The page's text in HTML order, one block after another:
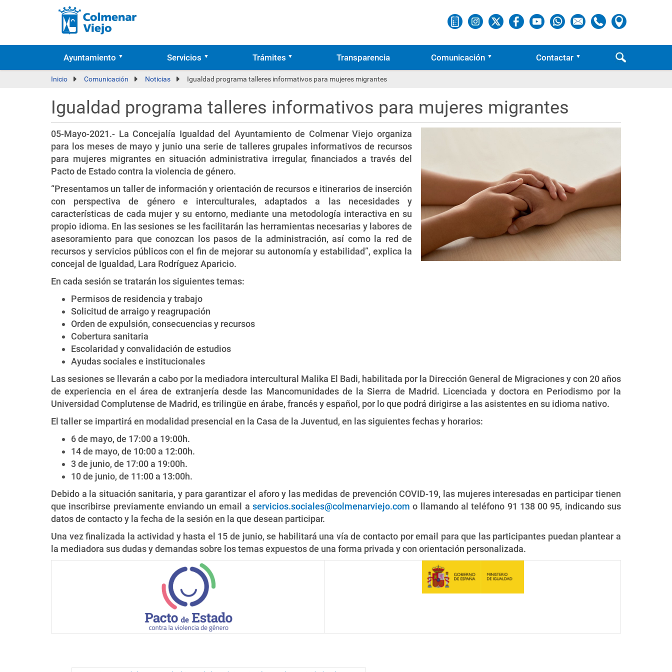
Ayuntamiento Servicios Trámites Transparencia Comunicación Contactar
Inicio Comunicación Noticias Igualdad programa talleres informativos para mujeres migrantes
Igualdad programa talleres informativos para mujeres migrantes
05-Mayo-2021.- La Concejalía Igualdad del Ayuntamiento de Colmenar Viejo organiza
para los meses de mayo y junio una serie de talleres grupales informativos de recursos
para mujeres migrantes en situación administrativa irregular, financiados a través del
Pacto de Estado contra la violencia de género.
“Presentamos un taller de información y orientación de recursos e itinerarios de inserción
con perspectiva de género e interculturales, adaptados a las necesidades y
características de cada mujer y su entorno, mediante una metodología interactiva en su
propio idioma. En las sesiones se les facilitarán las herramientas necesarias y labores de
asesoramiento para que conozcan los pasos de la administración, así como la red de
recursos y servicios públicos con el fin de mejorar su autonomía y estabilidad”, explica la
concejal de Igualdad, Lara Rodríguez Aparicio.
En cada sesión se tratarán los siguientes temas:
Permisos de residencia y trabajo
Solicitud de arraigo y reagrupación
Orden de expulsión, consecuencias y recursos
Cobertura sanitaria
Escolaridad y convalidación de estudios
Ayudas sociales e institucionales
Las sesiones se llevarán a cabo por la mediadora intercultural Malika El Badi, habilitada por la Dirección General de Migraciones y con 20 años
de experiencia en el área de extranjería desde las Mancomunidades de la Sierra de Madrid. Licenciada y doctora en Periodismo por la
Universidad Complutense de Madrid, es trilingüe en árabe, francés y español, por lo que podrá dirigirse a las asistentes en su idioma nativo.
El taller se impartirá en modalidad presencial en la Casa de la Juventud, en las siguientes fechas y horarios:
6 de mayo, de 17:00 a 19:00h.
14 de mayo, de 10:00 a 12:00h.
3 de junio, de 17:00 a 19:00h.
10 de junio, de 11:00 a 13:00h.
Debido a la situación sanitaria, y para garantizar el aforo y las medidas de prevención COVID-19, las mujeres interesadas en participar tienen
que inscribirse previamente enviando un email aservicios.sociales@colmenarviejo.com o llamando al teléfono 91 138 00 95, indicando sus
datos de contacto y la fecha de la sesión en la que desean participar.
Una vez finalizada la actividad y hasta el 15 de junio, se habilitará una vía de contacto por email para que las participantes puedan plantear a
la mediadora sus dudas y demandas sobre los temas expuestos de una forma privada y con orientación personalizada.